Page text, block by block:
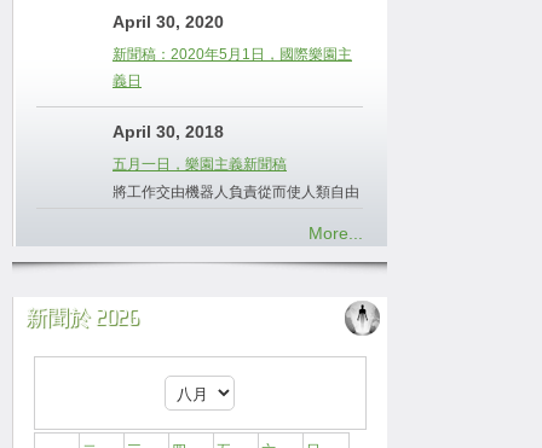
April 30, 2020
新聞稿：2020年5月1日，國際樂園主
義日
April 30, 2018
五月一日，樂園主義新聞稿
將工作交由機器人負責從而使人類自由
More...
新聞於 2026